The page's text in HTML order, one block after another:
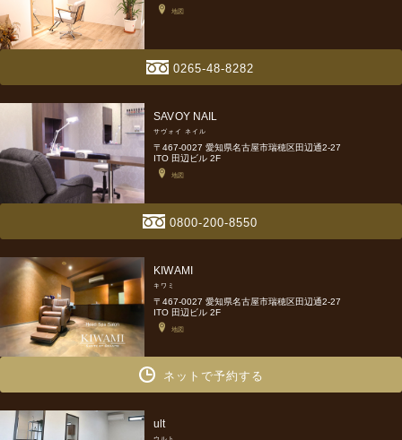
地図
0265-48-8282
SAVOY NAIL
サヴォイ ネイル
〒467-0027 愛知県名古屋市瑞穂区田辺通2-27
ITO 田辺ビル 2F
地図
0800-200-8550
KIWAMI
キワミ
〒467-0027 愛知県名古屋市瑞穂区田辺通2-27
ITO 田辺ビル 2F
地図
ネットで予約する
ult
ウルト